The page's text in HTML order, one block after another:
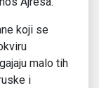
koji se
malo tih
i